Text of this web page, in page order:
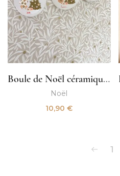
Boule de Noël céramique bébé
Noël
10,90€
1